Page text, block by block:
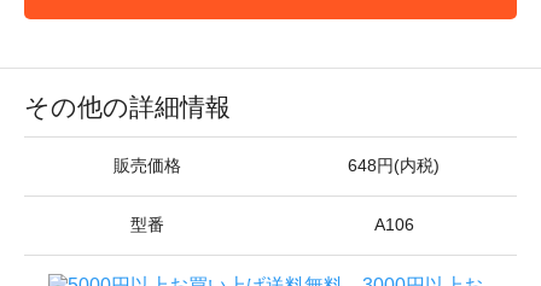
その他の詳細情報
販売価格 648円(内税)
型番 A106